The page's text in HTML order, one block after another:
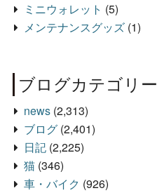
ミニウォレット (5)
メンテナンスグッズ (1)
ブログカテゴリー
news (2,313)
ブログ (2,401)
日記 (2,225)
猫 (346)
車・バイク (926)